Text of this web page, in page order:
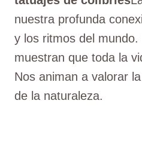
nuestra profunda
y los ritmos del
muestran que toda la
Nos animan a valorar
de la naturaleza.